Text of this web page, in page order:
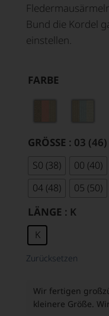
Bund die Kordel
einstellen.
FARBE
GRÖSSE : 03 (46)
S0 (38) 00 (40)
04 (48)
05 (50)
LÄNGE : K
K
Zurücksetzen
Wir fertigen
kleinere Größe.